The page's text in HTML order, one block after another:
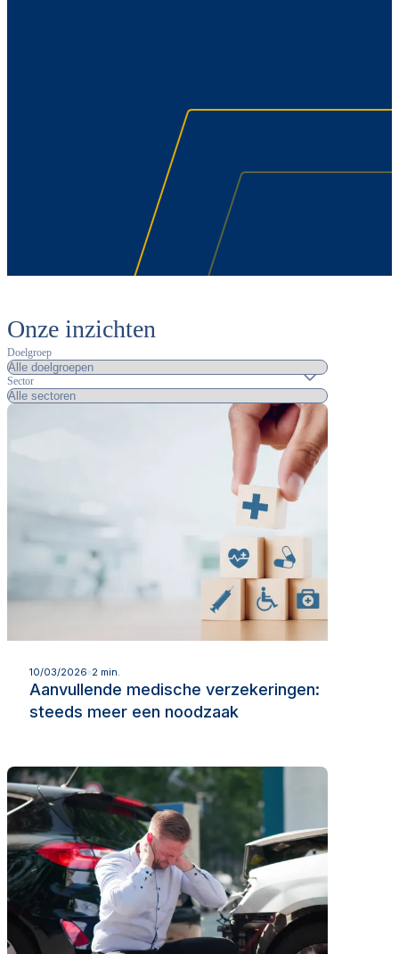
Onze inzichten
Doelgroep
Sector
10/03/2026 2 min.
Aanvullende medische verzekeringen:
steeds meer een noodzaak
Lees meer